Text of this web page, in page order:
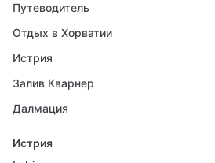
Путеводитель
Отдых в Хорватии
Истрия
Залив Кварнер
Далмация
Истрия